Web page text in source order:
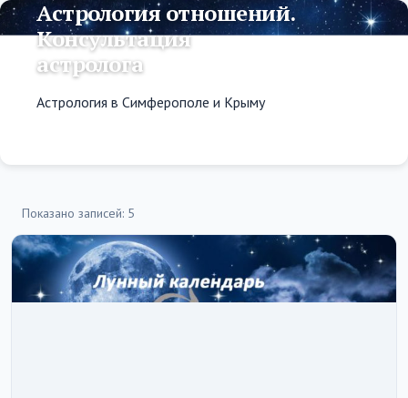
Астрология отношений.
Консультация
астролога
Астрология в Симферополе и Крыму
Показано записей: 5